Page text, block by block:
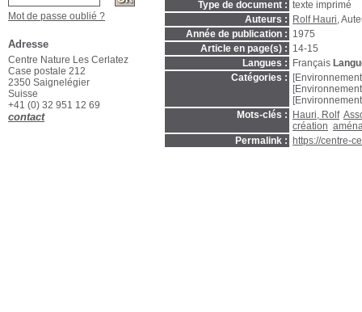
Type de document : texte imprimé
Auteurs :
Rolf Hauri,
Année de publication : 1975
Article en page(s) : 14-15
Langues :
Français
Catégories :
Mots-clés :
Hauri, Rolf
création
Permalink :
https://centre-
Mot de passe oublié ?
Adresse
Centre Nature Les Cerlatez
Case postale 212
2350 Saignelégier
Suisse
+41 (0) 32 951 12 69
contact